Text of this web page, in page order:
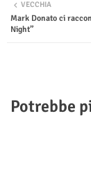
VECCHIA
Mark Donato ci
Night”
Potrebbe